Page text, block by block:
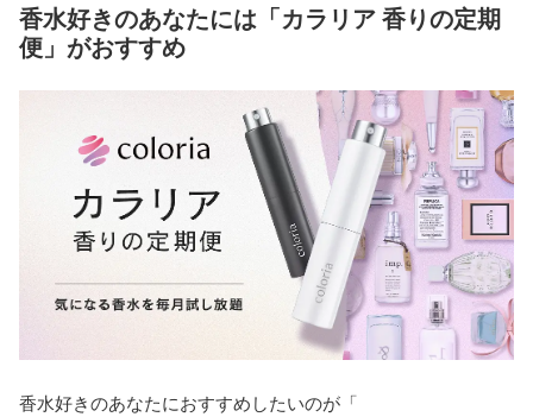
香水好きのあなたには「カラリア 香りの定期
便」がおすすめ
香水好きのあなたにおすすめしたいのが「